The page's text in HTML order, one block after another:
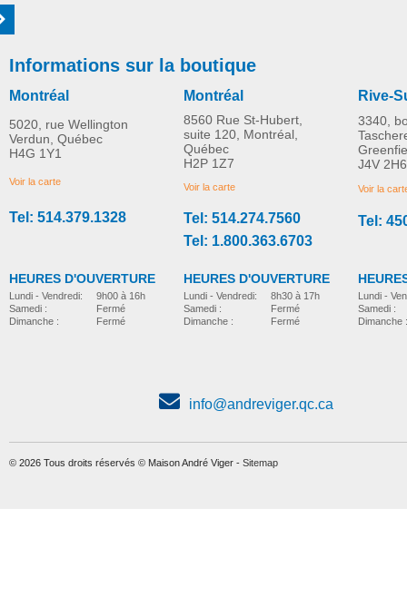
Informations sur la boutique
Montréal
5020, rue Wellington
Verdun, Québec
H4G 1Y1
Voir la carte
Tel: 514.379.1328
HEURES D'OUVERTURE
Lundi - Vendredi:
Samedi :
Dimanche :
9h00 à 16h
Fermé
Fermé
Montréal
8560 Rue St-Hubert,
suite 120, Montréal,
Québec
H2P 1Z7
Voir la carte
Tel: 514.274.7560
Tel: 1.800.363.6703
HEURES D'OUVERTURE
Lundi - Vendredi:
Samedi :
Dimanche :
8h30 à 17h
Fermé
Fermé
Rive-
3340,
J4V 2H6
Voir la
Tel:
Lundi -
Samedi :
Dimanche :
info@andreviger.qc.ca
© 2026 Tous droits réservés © Maison André Viger - Sitemap